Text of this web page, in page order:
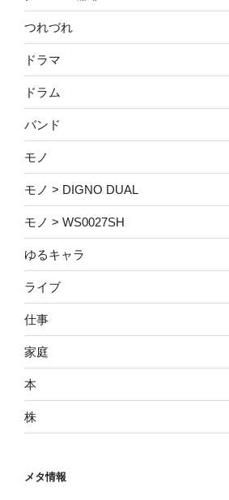
つれづれ
ドラマ
ドラム
バンド
モノ
モノ > DIGNO DUAL
モノ > WS0027SH
ゆるキャラ
ライブ
仕事
家庭
本
株
メタ情報